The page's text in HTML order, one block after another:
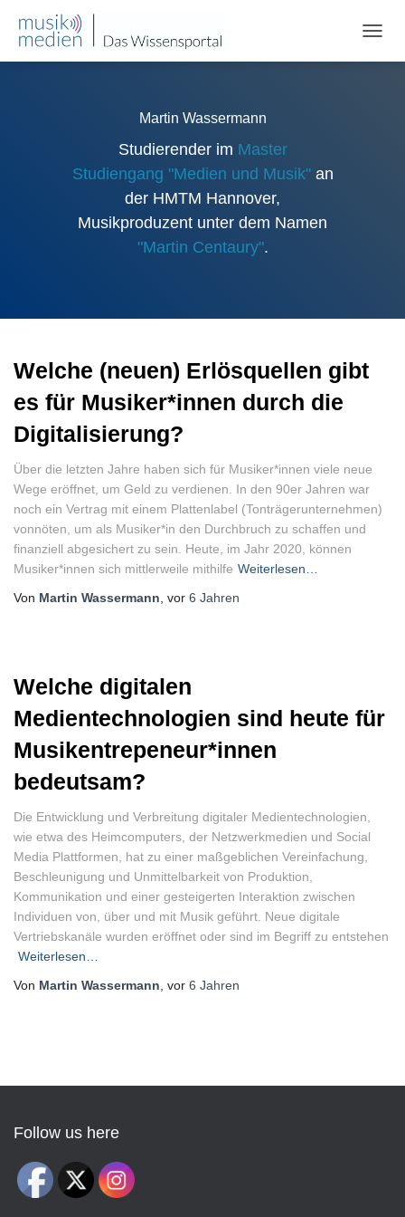
Martin Wassermann
Studierender im Master
Studiengang "Medien und Musik"an
der HMTM Hannover,
Musikproduzent unter dem Namen
"Martin Centaury".
Welche (neuen) Erlösquellen gibt
es für Musiker*innen durch die
Digitalisierung?
Über die letzten Jahre haben sich für Musiker*innen viele neue
Wege eröffnet, um Geld zu verdienen. In den 90er Jahren war
noch ein Vertrag mit einem Plattenlabel (Tonträgerunternehmen)
vonnöten, um als Musiker*in den Durchbruch zu schaffen und
finanziell abgesichert zu sein. Heute, im Jahr 2020, können
Musiker*innen sich mittlerweile mithilfe Weiterlesen…
Von Martin Wassermann , vor 6 Jahren
Welche digitalen
Medientechnologien sind heute für
Musikentrepeneur*innen
bedeutsam?
Die Entwicklung und Verbreitung digitaler Medientechnologien,
wie etwa des Heimcomputers, der Netzwerkmedien und Social
Media Plattformen, hat zu einer maßgeblichen Vereinfachung,
Beschleunigung und Unmittelbarkeit von Produktion,
Kommunikation und einer gesteigerten Interaktion zwischen
Individuen von, über und mit Musik geführt. Neue digitale
Vertriebskanäle wurden eröffnet oder sind im Begriff zu entstehen
Weiterlesen…
Von Martin Wassermann , vor 6 Jahren
Follow us here